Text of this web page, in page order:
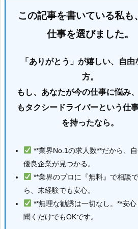
この記事を書いている私も
仕事を選びました。
「ありがとう」が嬉しい、自由
方。
もし、あなたが今の仕事に悩み
もタクシードライバーという仕
を持ったなら。
**業界No.1の求人数**だから、
優良企業が見つかる。
**業界のプロに『無料』で相談
ら、未経験でも安心。
**無理な勧誘は一切なし。**安
聞くだけでもOKです。